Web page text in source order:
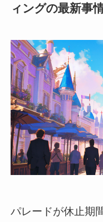
ィングの最新事
パレードが休止期